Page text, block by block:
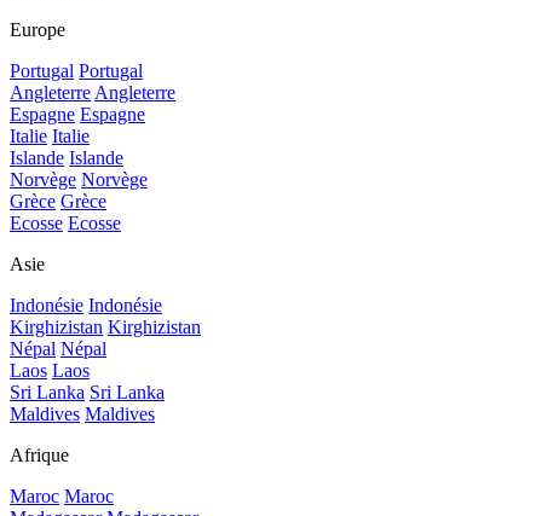
Europe
Portugal Portugal
Angleterre Angleterre
Espagne Espagne
Italie Italie
Islande Islande
Norvège Norvège
Grèce Grèce
Ecosse Ecosse
Asie
Indonésie Indonésie
Kirghizistan Kirghizistan
Népal Népal
Laos Laos
Sri Lanka Sri Lanka
Maldives Maldives
Afrique
Maroc Maroc